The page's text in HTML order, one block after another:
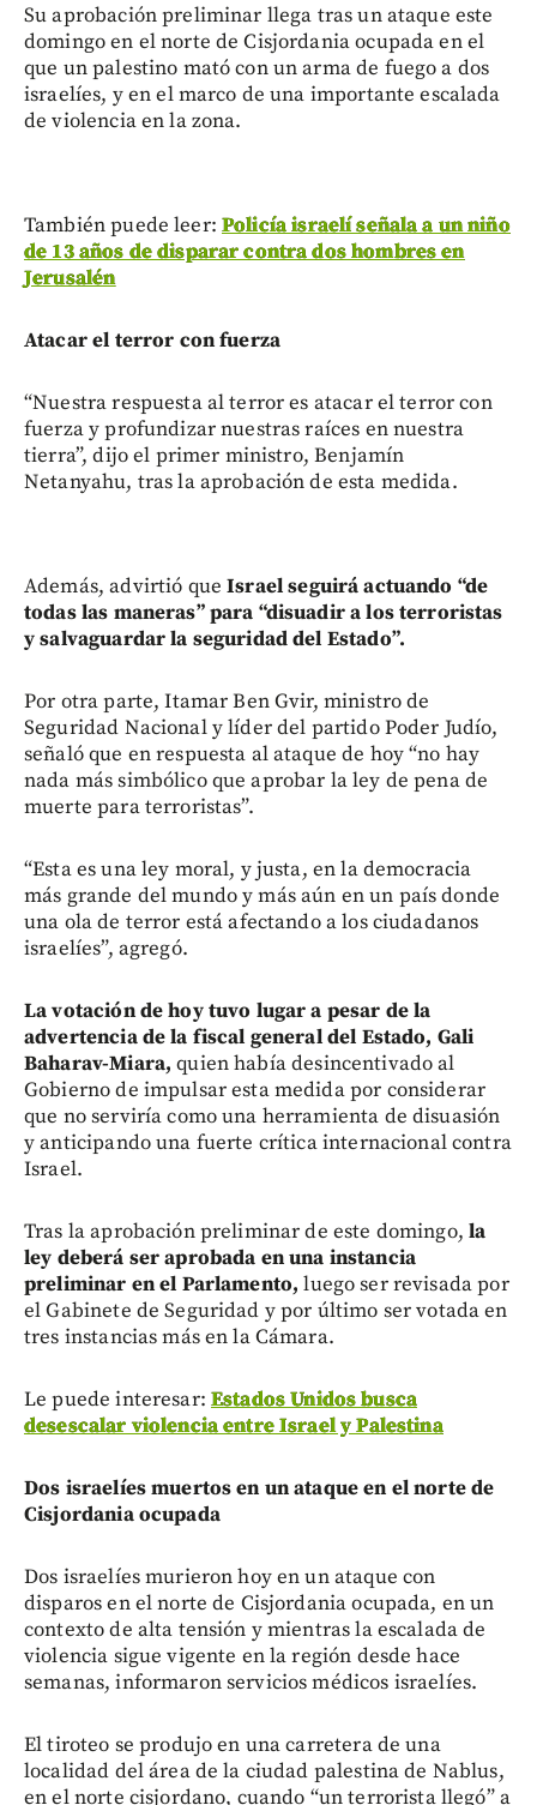
Su aprobación preliminar llega tras un ataque este
domingo en el norte de Cisjordania ocupada en el
que un palestino mató con un arma de fuego a dos
israelíes, y en el marco de una importante escalada
de violencia en la zona.
También puede leer: Policía israelí señala a un niño
de 13 años de disparar contra dos hombres en
Jerusalén
Atacar el terror con fuerza
“Nuestra respuesta al terror es atacar el terror con
fuerza y profundizar nuestras raíces en nuestra
tierra”, dijo el primer ministro, Benjamín
Netanyahu, tras la aprobación de esta medida.
Además, advirtió queIsrael seguirá actuando “de
todas las maneras” para “disuadir a los terroristas
y salvaguardar la seguridad del Estado”.
Por otra parte, Itamar Ben Gvir, ministro de
Seguridad Nacional y líder del partido Poder Judío,
señaló que en respuesta al ataque de hoy “no hay
nada más simbólico que aprobar la ley de pena de
muerte para terroristas”.
“Esta es una ley moral, y justa, en la democracia
más grande del mundo y más aún en un país donde
una ola de terror está afectando a los ciudadanos
israelíes”, agregó.
La votación de hoy tuvo lugar a pesar de la
advertencia de la fiscal general del Estado, Gali
Baharav-Miara, quien había desincentivado al
Gobierno de impulsar esta medida por considerar
que no serviría como una herramienta de disuasión
y anticipando una fuerte crítica internacional contra
Israel.
Tras la aprobación preliminar de este domingo,la
ley deberá ser aprobada en una instancia
preliminar en el Parlamento, luego ser revisada por
el Gabinete de Seguridad y por último ser votada en
tres instancias más en la Cámara.
Le puede interesar: Estados Unidos busca
desescalar violencia entre Israel y Palestina
Dos israelíes muertos en un ataque en el norte de
Cisjordania ocupada
Dos israelíes murieron hoy en un ataque con
disparos en el norte de Cisjordania ocupada, en un
contexto de alta tensión y mientras la escalada de
violencia sigue vigente en la región desde hace
semanas, informaron servicios médicos israelíes.
El tiroteo se produjo en una carretera de una
localidad del área de la ciudad palestina de Nablus,
en el norte cisjordano, cuando “un terrorista llegó” a